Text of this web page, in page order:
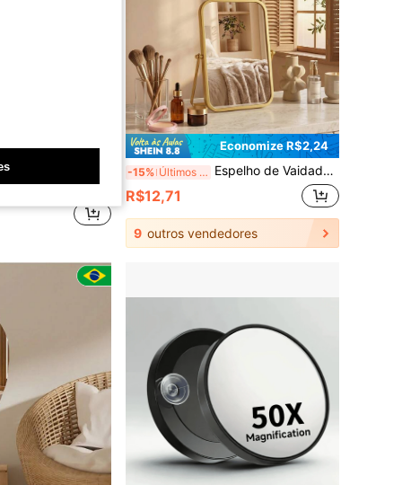
Cor Sólida, Couro PU, Minimalista Portátil, Dobrável, Espelho de Bolso Fofo, Presente de Aniversário e Formatura, Decoração de Casa, Decoração de Quarto de Volta às Aulas, Suprimentos Escolares
Economize R$2,24
-15% Últimos 3 dias Espelho de Vaidade de Mesa com Moldura de Metal Moderna, Espelho de Maquiagem com Suporte Ajustável Portátil, Espelho de Maquiagem Retangular Minimalista, Adequado para Quarto, Banheiro e Penteadeira, Espelho de Beleza Autoportante, Adequado para Maquiagem, Cuidados com a Pele e Higiene Diária, Espelho Decorativo de Mesa para Mulheres, Meninas e Uso em Dormitório
R$12,71
9 outros vendedores